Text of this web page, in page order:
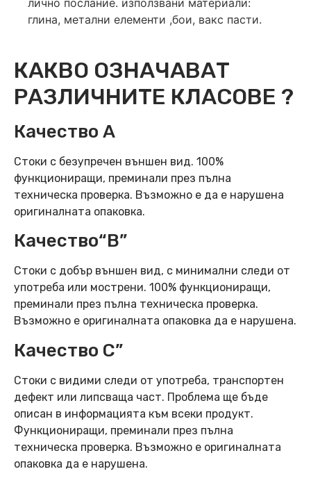
глина, метални елементи ,бои, вакс пасти.
КАКВО ОЗНАЧАВАТ
РАЗЛИЧНИТЕ КЛАСОВЕ ?
Качество А
Стоки с безупречен външен вид. 100%
функциониращи, преминали през пълна
техническа проверка. Възможно е да е нарушена
оригиналната опаковка.
Качество“B”
Стоки с добър външен вид, с минимални следи от
употреба или мострени. 100% функциониращи,
преминали през пълна техническа проверка.
Възможно е оригиналната опаковка да е нарушена.
Качество C”
Стоки с видими следи от употреба, транспортен
дефект или липсваща част. Проблема ще бъде
описан в информацията към всеки продукт.
Функциониращи, преминали през пълна
техническа проверка. Възможно е оригиналната
опаковка да е нарушена.